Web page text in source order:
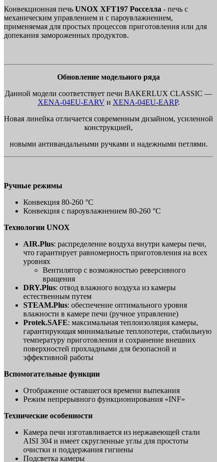
Конвекционная печь UNOX XFT197 Росселла - печь с
механическим управлением и с пароувлажнением,
применяемая для простых процессов приготовления или для
допекания замороженных продуктов.
Обновление модельного ряда
Данной модели соответствует печи BAKERLUX CLASSIC —
XENA-04EU-EARVи XENA-04EU-EARP.
Новая линейка отличается современным дизайном, усиленной
конструкцией,
новыми антивандальными ручками и надежными петлями.
Ручные режимы
Конвекция 80-260 °C
Конвекция с пароувлажнением 80-260 °C
Технологии UNOX
AIR.Plus: распределение воздуха внутри камеры печи,
что гарантирует равномерность приготовления на всех
уровнях
Вентилятор с возможностью реверсивного
вращения
DRY.Plus: отвод влажного воздуха из камеры
естественным путем
STEAM.Plus: обеспечение оптимального уровня
влажности в камере печи (ручное управление)
Protek.SAFE: максимальная теплоизоляция камеры,
гарантирующая минимальные теплопотери, стабильную
температуру приготовления и сохранение внешних
поверхностей прохладными для безопасной и
эффективной работы
Вспомогательные функции
Отображение оставшегося времени выпекания
Режим непрерывного функционирования «INF»
Технические особенности
Камера печи изготавливается из нержавеющей стали
AISI 304 и имеет скругленные углы для простоты
очистки и поддержания гигиены
Подсветка камеры